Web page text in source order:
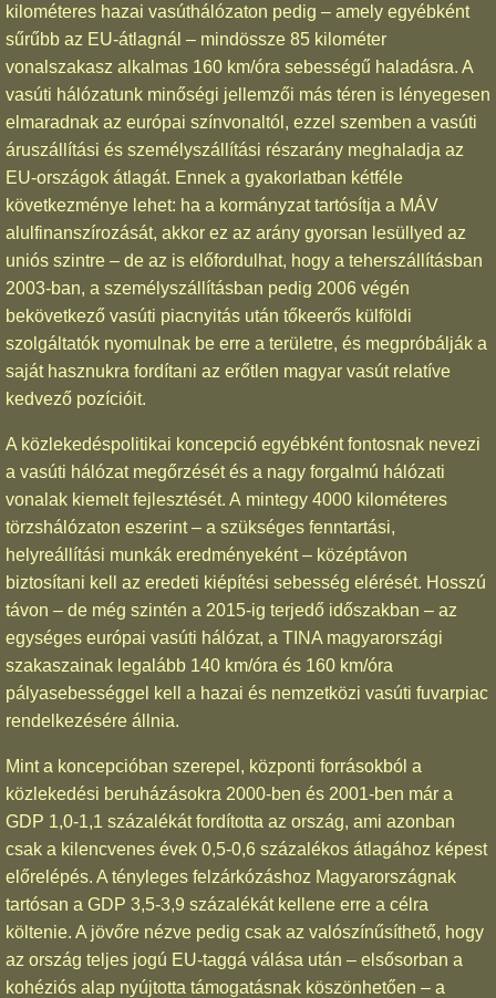
kilométeres hazai vasúthálózaton pedig – amely egyébként
sűrűbb az EU-átlagnál – mindössze 85 kilométer
vonalszakasz alkalmas 160 km/óra sebességű haladásra. A
vasúti hálózatunk minőségi jellemzői más téren is lényegesen
elmaradnak az európai színvonaltól, ezzel szemben a vasúti
áruszállítási és személyszállítási részarány meghaladja az
EU-országok átlagát. Ennek a gyakorlatban kétféle
következménye lehet: ha a kormányzat tartósítja a MÁV
alulfinanszírozását, akkor ez az arány gyorsan lesüllyed az
uniós szintre – de az is előfordulhat, hogy a teherszállításban
2003-ban, a személyszállításban pedig 2006 végén
bekövetkező vasúti piacnyitás után tőkeerős külföldi
szolgáltatók nyomulnak be erre a területre, és megpróbálják a
saját hasznukra fordítani az erőtlen magyar vasút relatíve
kedvező pozícióit.
A közlekedéspolitikai koncepció egyébként fontosnak nevezi
a vasúti hálózat megőrzését és a nagy forgalmú hálózati
vonalak kiemelt fejlesztését. A mintegy 4000 kilométeres
törzshálózaton eszerint – a szükséges fenntartási,
helyreállítási munkák eredményeként – középtávon
biztosítani kell az eredeti kiépítési sebesség elérését. Hosszú
távon – de még szintén a 2015-ig terjedő időszakban – az
egységes európai vasúti hálózat, a TINA magyarországi
szakaszainak legalább 140 km/óra és 160 km/óra
pályasebességgel kell a hazai és nemzetközi vasúti fuvarpiac
rendelkezésére állnia.
Mint a koncepcióban szerepel, központi forrásokból a
közlekedési beruházásokra 2000-ben és 2001-ben már a
GDP 1,0-1,1 százalékát fordította az ország, ami azonban
csak a kilencvenes évek 0,5-0,6 százalékos átlagához képest
előrelépés. A tényleges felzárkózáshoz Magyarországnak
tartósan a GDP 3,5-3,9 százalékát kellene erre a célra
költenie. A jövőre nézve pedig csak az valószínűsíthető, hogy
az ország teljes jogú EU-taggá válása után – elsősorban a
kohéziós alap nyújtotta támogatásnak köszönhetően – a